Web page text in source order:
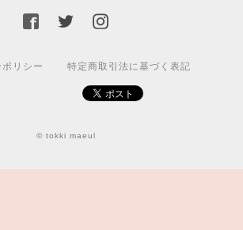
リシー 特定商取引法に基づく表記
© tokki maeul